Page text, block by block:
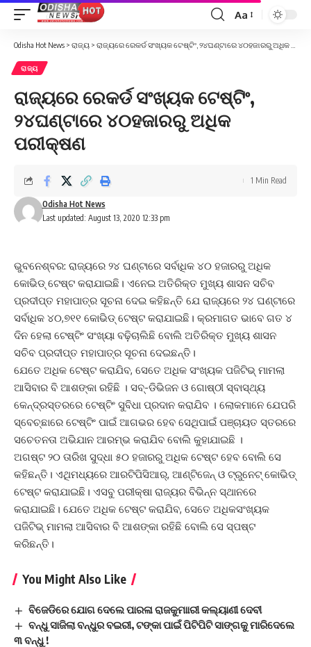
Font
Aa
Odisha Hot News > ରାଜ୍ୟ > ରାଜ୍ୟରେ ରେକର୍ଡ ସଂଖ୍ୟକ ଟେଷ୍ଟିଂ, ୨୪ଘଣ୍ଟାରେ ୪୦ହଜାରରୁ ଅଧିକ ପରୀକ୍ଷଣ
ରାଜ୍ୟ
ରାଜ୍ୟରେ ରେକର୍ଡ ସଂଖ୍ୟକ ଟେଷ୍ଟିଂ,
୨୪ଘଣ୍ଟାରେ ୪୦ହଜାରରୁ ଅଧିକ
ପରୀକ୍ଷଣ
Last updated: August 13, 2020 12:33 pm
Odisha Hot News
1 Min Read
ଭୁବନେଶ୍ବର: ରାଜ୍ୟରେ ୨୪ ଘଣ୍ଟାରେ ସର୍ବାଧିକ ୪୦ ହଜାରରୁ ଅଧିକ
କୋଭିଡ୍‌ ଟେଷ୍ଟ କରାଯାଇଛି। ଏନେଇ ଅତିରିକ୍ତ ମୁଖ୍ୟ ଶାସନ ସଚିବ
ପ୍ରଦୀପ୍ତ ମହାପାତ୍ର ସୂଚନା ଦେଇ କହିଛନ୍ତି ଯେ ରାଜ୍ୟରେ ୨୪ ଘଣ୍ଟାରେ
ସର୍ବାଧିକ ୪୦,୭୧୧ କୋଭିଡ୍‌ ଟେଷ୍ଟ କରାଯାଇଛି। କ୍ରମାଗତ ଭାବେ ଗତ ୪
ଦିନ ହେଲା ଟେଷ୍ଟିଂ ସଂଖ୍ୟା ବଢ଼ିଚାଲିଛି ବୋଲି ଅତିରିକ୍ତ ମୁଖ୍ୟ ଶାସନ
ସଚିବ ପ୍ରଦୀପ୍ତ ମହାପାତ୍ର ସୂଚନା ଦେଇଛନ୍ତି।
ଯେତେ ଅଧିକ ଟେଷ୍ଟ କରାଯିବ, ସେତେ ଅଧିକ ସଂଖ୍ୟକ ପଜିଟିଭ୍ ମାମଲା
ଆସିବାର ବି ଆଶଙ୍କା ରହିଛି । ସବ୍-ଡିଭିଜନ ଓ ଗୋଷ୍ଠୀ ସ୍ବାସ୍ଥ୍ୟ
କେନ୍ଦ୍ରସ୍ତରରେ ଟେଷ୍ଟିଂ ସୁବିଧା ପ୍ରଦାନ କରାଯିବ । ଲୋକମାନେ ଯେପରି
ସ୍ବେଚ୍ଛାରେ ଟେଷ୍ଟିଂ ପାଇଁ ଆଗଭର ହେବ ସେଥିପାଇଁ ପଞ୍ଚାୟତ ସ୍ତରରେ
ସଚେତନତା ଅଭିଯାନ ଆରମ୍ଭ କରାଯିବ ବୋଲି କୁହାଯାଇଛି ।
ଅଗଷ୍ଟ ୨୦ ତାରିଖ ସୁଦ୍ଧା ୫୦ ହଜାରରୁ ଅଧିକ ଟେଷ୍ଟ ହେବ ବୋଲି ସେ
କହିଛନ୍ତି। ଏଥିମଧ୍ୟରେ ଆରଟିପିସିଆର୍, ଆଣ୍ଟିଜେନ୍ ଓ ଟ୍ରୁନେଟ୍ କୋଭିଡ୍‌
ଟେଷ୍ଟ କରାଯାଇଛି। ଏସବୁ ପରୀକ୍ଷା ରାଜ୍ୟର ବିଭିନ୍ନ ସ୍ଥାନରେ
କରାଯାଇଛି। ଯେତେ ଅଧିକ ଟେଷ୍ଟ କରାଯିବ, ସେତେ ଅଧିକସଂଖ୍ୟକ
ପଜିଟିଭ୍ ମାମଲା ଆସିବାର ବି ଆଶଙ୍କା ରହିଛି ବୋଲି ସେ ସ୍ପଷ୍ଟ
କରିଛନ୍ତି।
You Might Also Like
ବିଜେଡିରେ ଯୋଗ ଦେଲେ ପାରଳା ରାଜକୁମାାରୀ କଲ୍ୟାଣୀ ଦେବୀ
ବନ୍ଧୁ ସାଜିଲା ବନ୍ଧୁର ବଇରୀ, ଟଙ୍କା ପାଇଁ ପିଟିପିଟି ସାଙ୍ଗକୁ ମାରିଦେଲେ
୩ ବନ୍ଧୁ !